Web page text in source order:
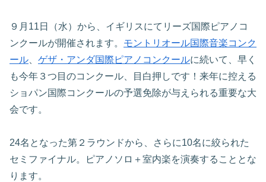
９月11日（水）から、イギリスにてリーズ国際ピアノコ
ンクールが開催されます。 モントリオール国際音楽コンク
ール
ゲザ・アンダ国際ピアノコンクールに続いて、早く
も今年３つ目のコンクール、目白押しです！来年に控える
ショパン国際コンクールの予選免除が与えられる重要な大
会です。
24名となった第２ラウンドから、さらに10名に絞られた
セミファイナル。ピアノソロ＋室内楽を演奏することとな
ります。